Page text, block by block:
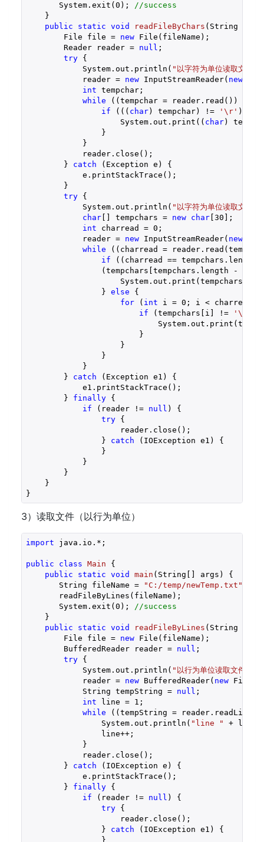
       System.exit(
0 );
//success
    }
public
static void readFileByChars (String
        File file =
new File(fileName);
        Reader reader =
null ;
try {
            System.out.println(
"以字符为单位读取文件
            reader =
new InputStreamReader( new
int tempchar;
while ((tempchar = reader.read()) != -
if ((( char) tempchar) != '\r' ) {
                    System.out.print((
char)
                }
            }
            reader.close();
        }
catch (Exception e) {
            e.printStackTrace();
        }
try {
            System.out.println(
"以字符为单位读取文件
char[] tempchars = new char[30 ];
int charread = 0 ;
            reader =
new InputStreamReader( new
while ((charread =
if ((charread ==
                (tempchars[tempchars.length -
                    System.out.print(tempchars);
                }
else {
for ( int i = 0 ; i < charread;
if (tempchars[i] != '\r'
                        }
                    }
                }
            }
        }
catch (Exception e1) {
            e1.printStackTrace();
        }
finally {
if (reader != null ) {
try {
                    reader.close();
                }
catch (IOException e1) {
                }
            }
        }
    }
}
3）读取文件（以行为单位）
import java.io.*;
public class Main
{
public
static void main (String[] args)
{
       String fileName =
"C:/temp/newTemp.txt"
       readFileByLines(fileName);
       System.exit(
0 );
//success
    }
public
static void readFileByLines (String
        File file =
new File(fileName);
        BufferedReader reader =
null ;
try {
            System.out.println(
"以行为单位读取文件内
            reader =
new BufferedReader( new
            String tempString =
null ;
int line = 1 ;
while ((tempString =
                System.out.println(
"line " + line
                line++;
            }
            reader.close();
        }
catch (IOException e) {
            e.printStackTrace();
        }
finally {
if (reader != null ) {
try {
                    reader.close();
                }
catch (IOException e1) {
                }